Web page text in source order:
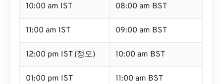
10:00 am IST 08:00 am BST
11:00 am IST 09:00 am BST
12:00 pm IST (정오) 10:00 am BST
01:00 pm IST 11:00 am BST